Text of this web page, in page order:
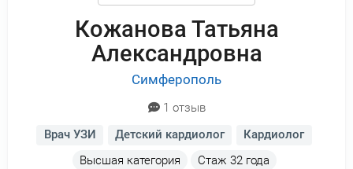
Кожанова Татьяна
Александровна
Симферополь
1 отзыв
Врач УЗИ
Детский кардиолог
Кардиолог
Высшая категория
Стаж 32 года